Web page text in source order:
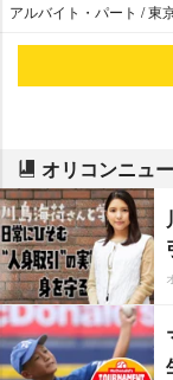
アルバイト・パート / 東
オリコンニュ